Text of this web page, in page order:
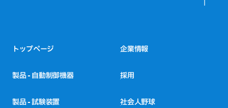
トップページ
製品 - 自動制御機器
製品 - 試験装置
企業情報
採用
社会人野球